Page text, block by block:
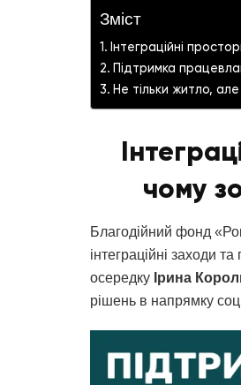
Зміст
Інтеграційні
Підтримка
Не тільки житло,
чому
Благодійний фонд
інтеграційні заходи
осередку Ірина
рішень в напрямку